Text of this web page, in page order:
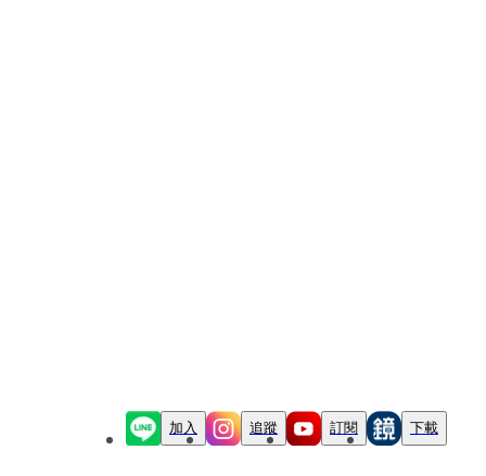
加入 追蹤 訂閱 下載